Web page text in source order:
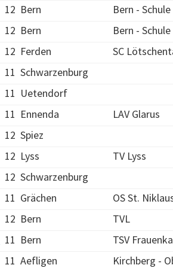
12 Bern Bern -
12 Bern Bern -
12 Ferden SC
11 Schwarzenburg
11 Uetendorf
11 Ennenda LAV Glarus
12 Spiez
12 Lyss TV Lyss
12 Schwarzenburg
11 Grächen OS St.
12 Bern TVL
11 Bern TSV
11 Aefligen Kirchberg -